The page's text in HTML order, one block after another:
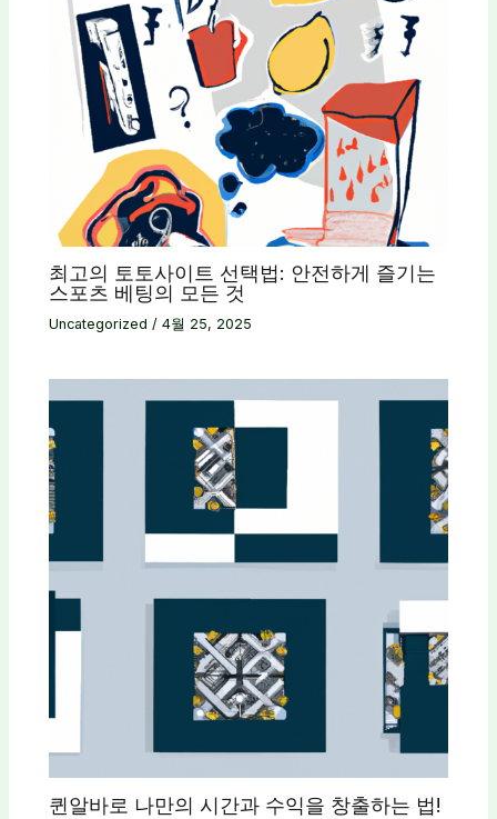
최고의 토토사이트 선택법: 안전하게 즐기는
스포츠 베팅의 모든 것
Uncategorized /4월 25, 2025
퀸알바로 나만의 시간과 수익을 창출하는 법!